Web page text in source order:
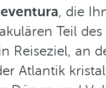
, die
Teil
Reiseziel, an
Atlantik